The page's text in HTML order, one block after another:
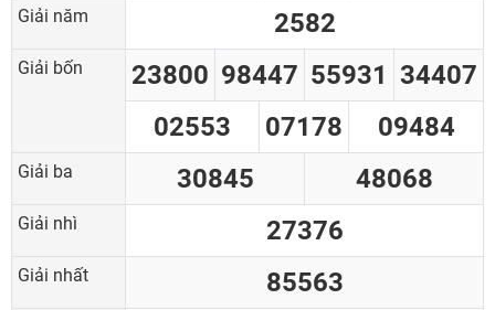
Giải năm 2582
Giải bốn 23800 98447 55931 34407
02553
07178 09484
Giải ba 30845 48068
Giải nhì 27376
Giải nhất 85563